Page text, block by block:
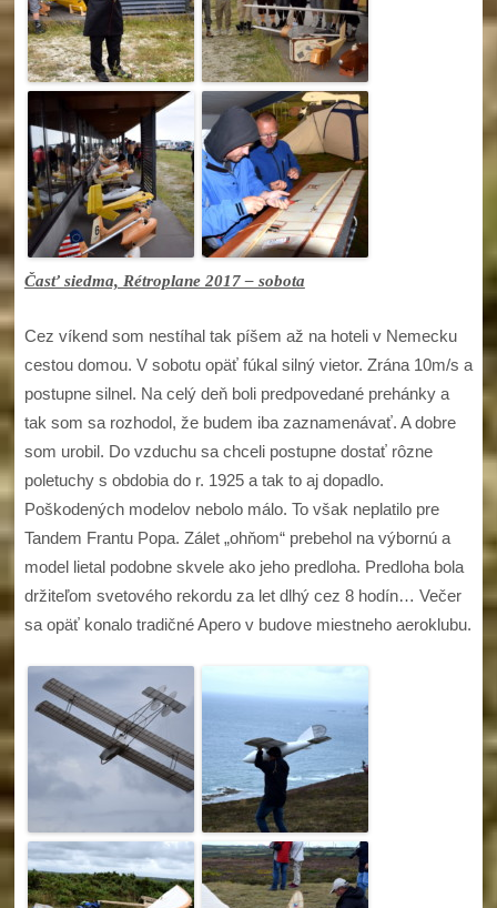
Časť siedma, Rétroplane 2017 – sobota
Cez víkend som nestíhal tak píšem až na hoteli v Nemecku
cestou domou. V sobotu opäť fúkal silný vietor. Zrána 10m/s a
postupne silnel. Na celý deň boli predpovedané prehánky a
tak som sa rozhodol, že budem iba zaznamenávať. A dobre
som urobil. Do vzduchu sa chceli postupne dostať rôzne
poletuchy s obdobia do r. 1925 a tak to aj dopadlo.
Poškodených modelov nebolo málo. To však neplatilo pre
Tandem Frantu Popa. Zálet „ohňom“ prebehol na výbornú a
model lietal podobne skvele ako jeho predloha. Predloha bola
držiteľom svetového rekordu za let dlhý cez 8 hodín… Večer
sa opäť konalo tradičné Apero v budove miestneho aeroklubu.